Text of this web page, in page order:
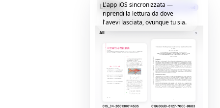
L'app iOS sincronizzata —
riprendi la lettura da dove
l'avevi lasciata, ovunque tu sia.